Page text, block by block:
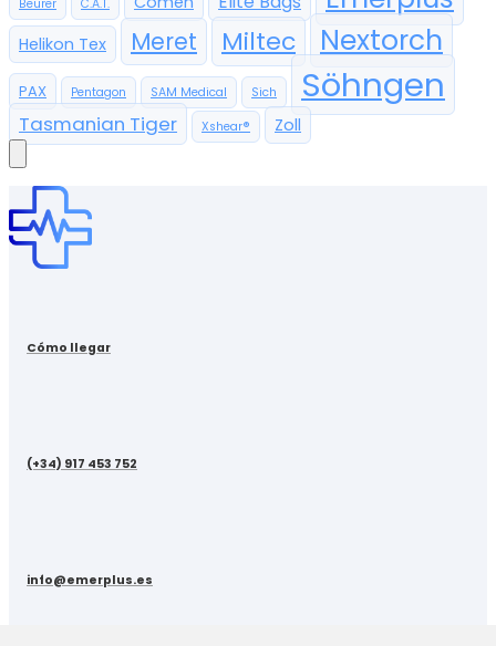
Beurer C.A.T.
Helikon Tex Meret Miltec Nextorch
PAX Pentagon SAM Medical Sich Söhngen
Tasmanian Tiger Xshear® Zoll
Cómo llegar
(+34) 917 453 752
info@emerplus.es